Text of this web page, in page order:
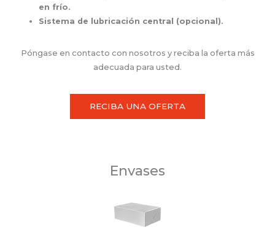
en frío.
Sistema de lubricación central (opcional).
Póngase en contacto con nosotros y reciba la oferta más
adecuada para usted.
RECIBA UNA OFERTA
Envases